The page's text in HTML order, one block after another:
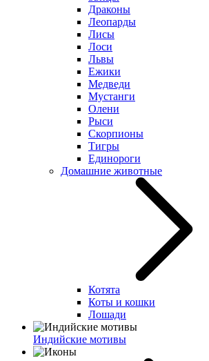
Драконы
Леопарды
Лисы
Лоси
Львы
Ежики
Медведи
Мустанги
Олени
Рыси
Скорпионы
Тигры
Единороги
Домашние животные
Котята
Коты и кошки
Лошади
Индийские мотивы